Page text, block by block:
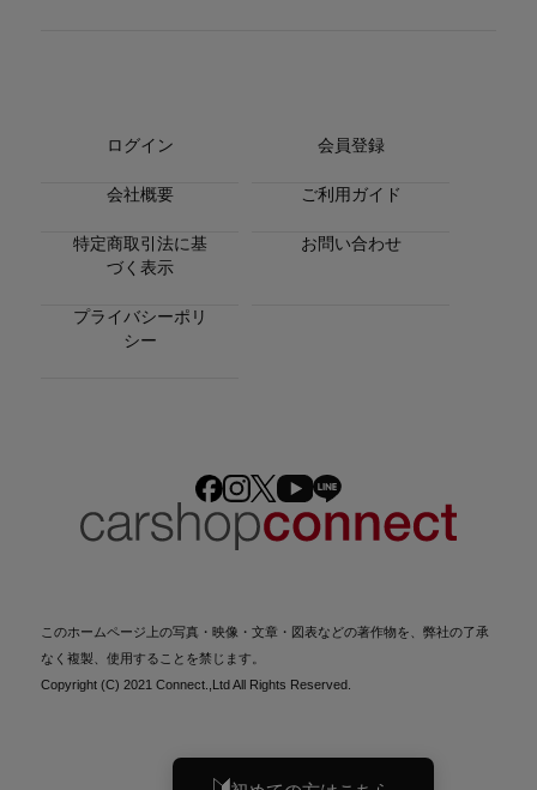
ログイン 会員登録
会社概要 ご利用ガイド
特定商取引法に基
づく表示
お問い合わせ
プライバシーポリ
シー
このホームページ上の写真・映像・文章・図表などの著作物を、弊社の了承
なく複製、使用することを禁じます。
Copyright (C) 2021 Connect.,Ltd All Rights Reserved.